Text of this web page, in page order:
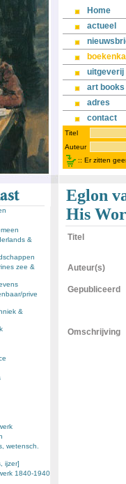
Home
actueel
uitgeverij
art books
adres
contact
Titel
Auteur
:: Er zitten
&
zee &
prive
&
wetensch.
ijzer]
1840-1940
Eglon
His
Titel
Auteur(s)
Gepubliceerd
Omschrijving